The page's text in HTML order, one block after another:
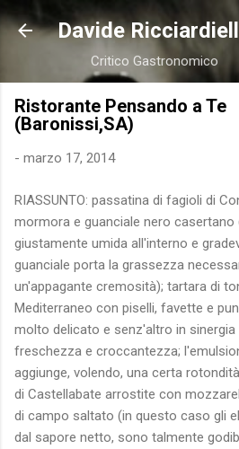
Passa ai contenuti
Davide
Critico Gastronomico
Ristorante Pensando a Te
(Baronissi,SA)
- marzo 17, 2014
RIASSUNTO: passatina di fagioli di
mormora e guanciale nero casertano
giustamente umida all'interno e
guanciale porta la grassezza
un'appagante cremosità); tartara di
Mediterraneo con piselli, favette e
molto delicato e senz'altro in
freschezza e croccantezza;
aggiunge, volendo, una certa
di Castellabate arrostite con
di campo saltato (in questo caso gli
dal sapore netto, sono talmente